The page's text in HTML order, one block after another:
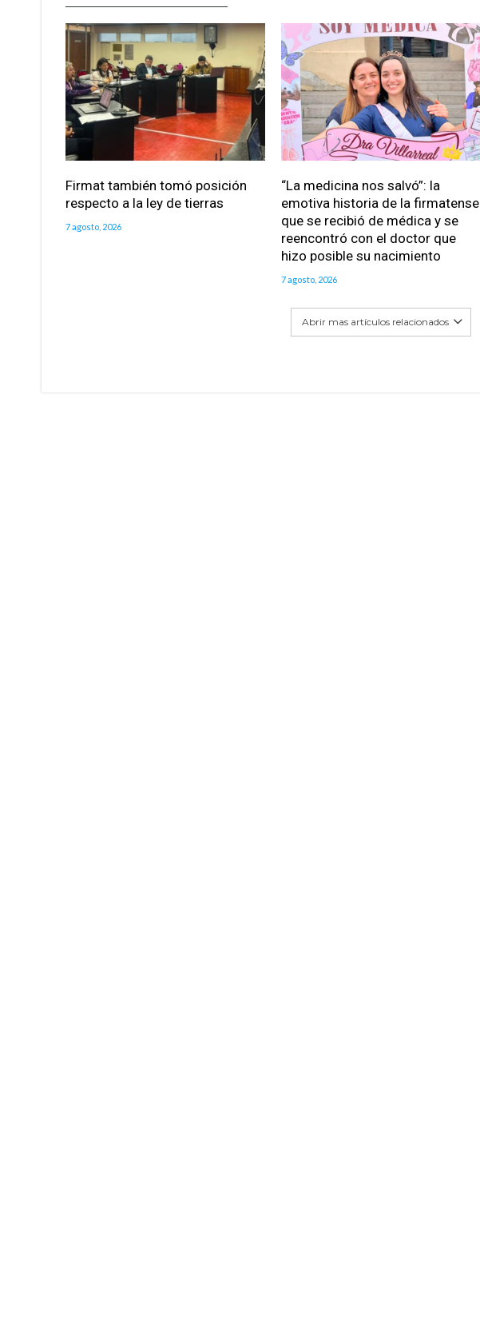
Firmat también tomó posición
respecto a la ley de tierras
7 agosto, 2026
“La medicina nos salvó”: la
emotiva historia de la firmatense
que se recibió de médica y se
reencontró con el doctor que
hizo posible su nacimiento
7 agosto, 2026
Abrir mas artículos relacionados